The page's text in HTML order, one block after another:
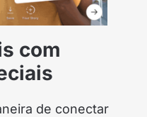
com
de conectar